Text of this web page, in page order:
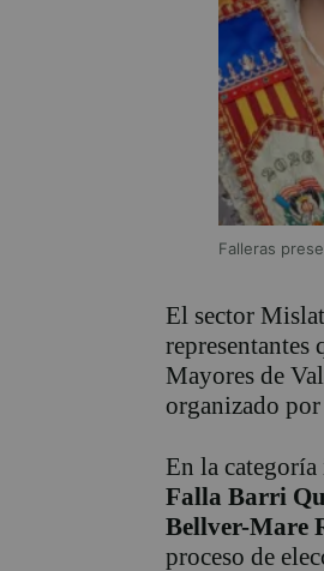
Falleras
El sector
representantes
Mayores de
organizado
En la
Falla Barri
Bellver-Mare
proceso de